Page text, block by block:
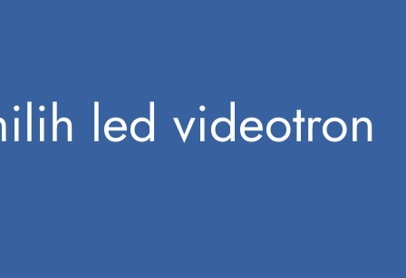
led videotron